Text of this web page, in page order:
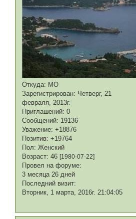
Откуда: МО
Зарегистрирован: Четверг, 21
февраля, 2013г.
Приглашений: 0
Сообщений: 19136
Уважение: +18876
Позитив: +19764
Пол: Женский
Возраст: 46[1980-07-22]
Провел на форуме:
3 месяца 26 дней
Последний визит:
Вторник, 1 марта, 2016г. 21:04:05